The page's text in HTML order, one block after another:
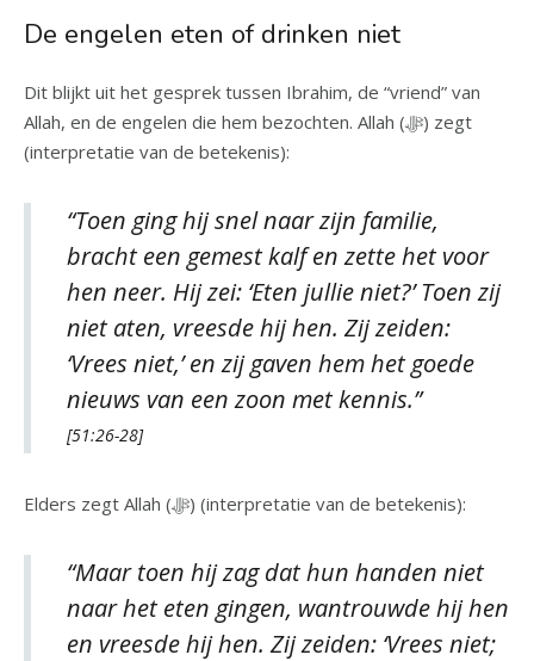
De engelen eten of drinken niet
Dit blijkt uit het gesprek tussen Ibrahim, de “vriend” van
Allah, en de engelen die hem bezochten. Allah (ﷻ) zegt
(interpretatie van de betekenis):
“Toen ging hij snel naar zijn familie,
bracht een gemest kalf en zette het voor
hen neer. Hij zei: ‘Eten jullie niet?’ Toen zij
niet aten, vreesde hij hen. Zij zeiden:
‘Vrees niet,’ en zij gaven hem het goede
nieuws van een zoon met kennis.”
[51:26-28]
Elders zegt Allah (ﷻ) (interpretatie van de betekenis):
“Maar toen hij zag dat hun handen niet
naar het eten gingen, wantrouwde hij hen
en vreesde hij hen. Zij zeiden: ‘Vrees niet;